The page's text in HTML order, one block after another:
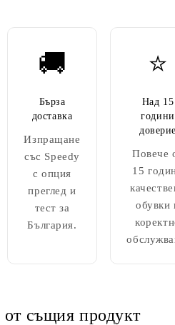
🚚
Бърза
доставка
Изпращане
със Speedy
с опция
преглед и
тест за
България.
⭐
Над 15
години
Повече
15
обувки
от същия продукт